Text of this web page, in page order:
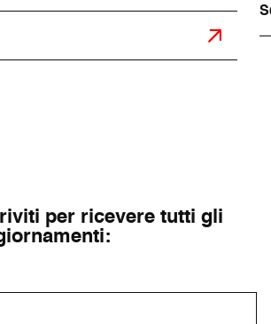
per ricevere tutti gli